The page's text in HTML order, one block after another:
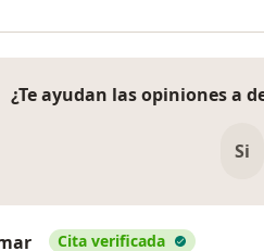
¿Te ayudan las opiniones a
Si
Cita verificada